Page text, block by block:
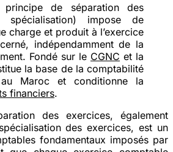
de séparation des
spécialisation) impose de
charge et produit à l’exercice
indépendamment de la
Fondé sur le CGNC et la
la base de la comptabilité
au Maroc et conditionne la
financiers.
des exercices, également
des exercices, est un
fondamentaux imposés par